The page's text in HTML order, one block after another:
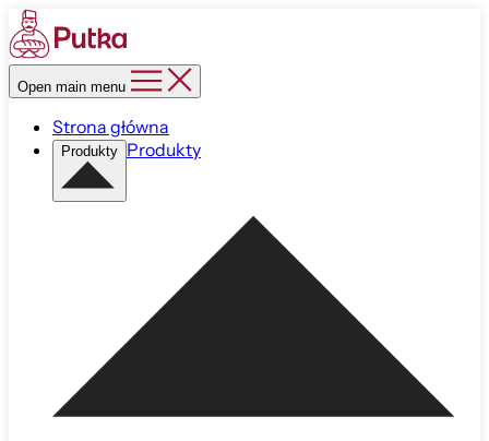
Open main menu
Strona główna
Produkty Produkty